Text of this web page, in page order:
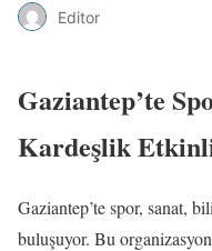
Editor
Gaziantep’te
Kardeşlik
Gaziantep’te spor, sanat,
buluşuyor. Bu